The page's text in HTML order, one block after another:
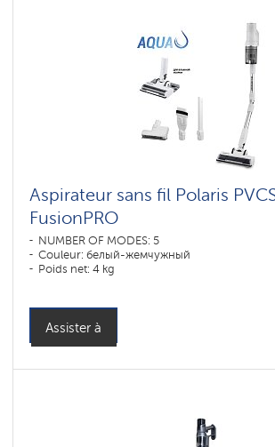
Aspirateur sans fil Polaris
FusionPRO
NUMBER OF MODES: 5
Couleur: белый-жемчужный
Poids net: 4 kg
Assister à